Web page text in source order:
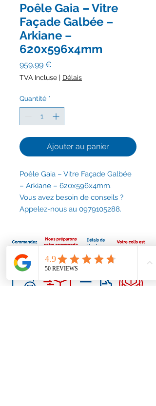
Poêle Gaia – Vitre
Façade Galbée –
Arkiane –
620x596x4mm
959,99 €
TVA Incluse | Délais
Quantité *
Ajouter au panier
Poêle Gaia – Vitre Façade Galbée
– Arkiane – 620x596x4mm.
Vous avez besoin de conseils ?
Appelez-nous au 0979105288.